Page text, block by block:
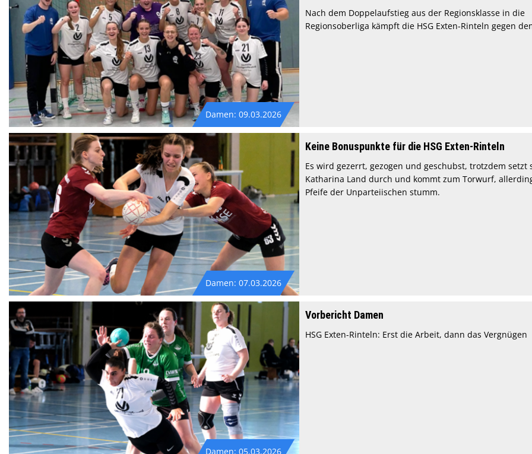
Damen: 09.03.2026
Nach dem Doppelaufstieg aus der Regionsklasse in die
Regionsoberliga kämpft die HSG Exten-Rinteln gegen
Damen: 07.03.2026
Keine Bonuspunkte für die HSG Exten-Rinteln
Es wird gezerrt, gezogen und geschubst, trotzdem setzt
Katharina Land durch und kommt zum Torwurf,
Pfeife der Unparteiischen stumm.
Damen: 05.03.2026
Vorbericht Damen
HSG Exten-Rinteln: Erst die Arbeit, dann das Vergnügen